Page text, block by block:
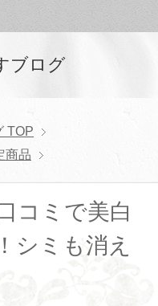
ブログ
TOP
商品
コミで美白
シミも消え